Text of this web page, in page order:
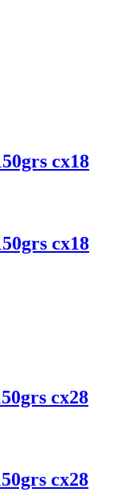
cx18
cx18
cx28
cx28